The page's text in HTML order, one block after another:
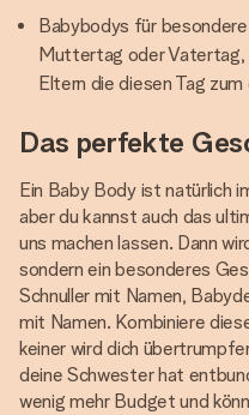
Babybodys für
Muttertag oder
Eltern die diesen Tag
Das perfekte
Ein Baby Body ist natürlich
aber du kannst auch das
uns machen lassen. Dann
sondern ein besonderes
Schnuller mit Namen,
mit Namen. Kombiniere
keiner wird dich
deine Schwester hat
wenig mehr Budget und